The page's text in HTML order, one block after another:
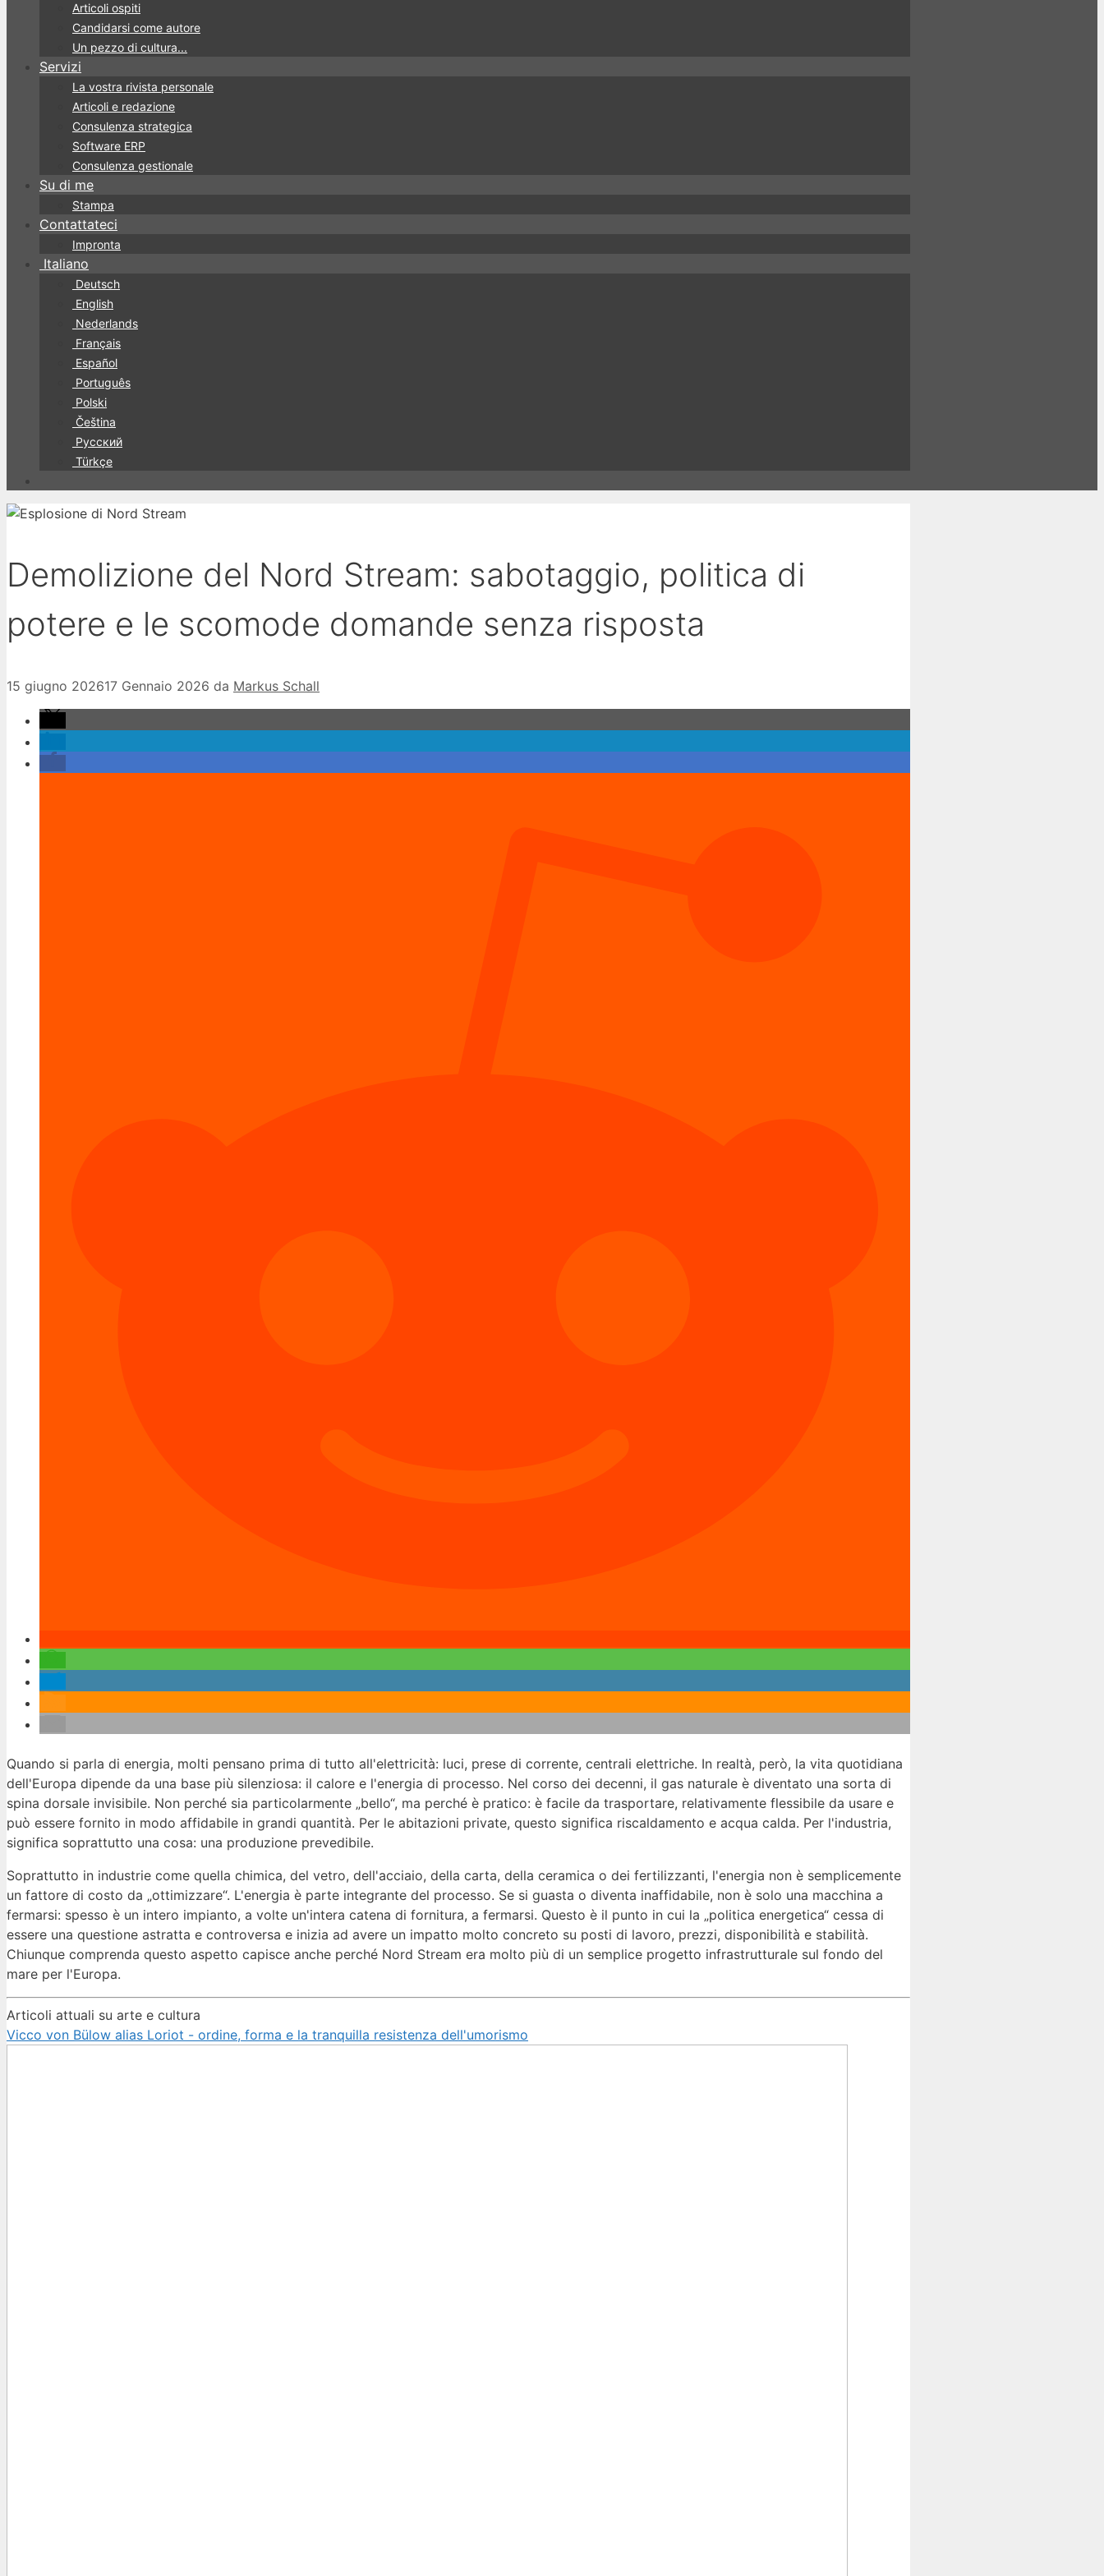
Articoli ospiti
Candidarsi come autore
Un pezzo di cultura...
Servizi
La vostra rivista personale
Articoli e redazione
Consulenza strategica
Software ERP
Consulenza gestionale
Su di me
Stampa
Contattateci
Impronta
Italiano
Deutsch
English
Nederlands
Français
Español
Português
Polski
Čeština
Русский
Türkçe
Demolizione del Nord Stream: sabotaggio, politica di
potere e le scomode domande senza risposta
15 giugno 202617 Gennaio 2026 da Markus Schall
Quando si parla di energia, molti pensano prima di tutto all'elettricità: luci, prese di corrente, centrali elettriche. In realtà, però, la vita quotidiana
dell'Europa dipende da una base più silenziosa: il calore e l'energia di processo. Nel corso dei decenni, il gas naturale è diventato una sorta di
spina dorsale invisibile. Non perché sia particolarmente „bello“, ma perché è pratico: è facile da trasportare, relativamente flessibile da usare e
può essere fornito in modo affidabile in grandi quantità. Per le abitazioni private, questo significa riscaldamento e acqua calda. Per l'industria,
significa soprattutto una cosa: una produzione prevedibile.
Soprattutto in industrie come quella chimica, del vetro, dell'acciaio, della carta, della ceramica o dei fertilizzanti, l'energia non è semplicemente
un fattore di costo da „ottimizzare“. L'energia è parte integrante del processo. Se si guasta o diventa inaffidabile, non è solo una macchina a
fermarsi: spesso è un intero impianto, a volte un'intera catena di fornitura, a fermarsi. Questo è il punto in cui la „politica energetica“ cessa di
essere una questione astratta e controversa e inizia ad avere un impatto molto concreto su posti di lavoro, prezzi, disponibilità e stabilità.
Chiunque comprenda questo aspetto capisce anche perché Nord Stream era molto più di un semplice progetto infrastrutturale sul fondo del
mare per l'Europa.
Articoli attuali su arte e cultura
Vicco von Bülow alias Loriot - ordine, forma e la tranquilla resistenza dell'umorismo